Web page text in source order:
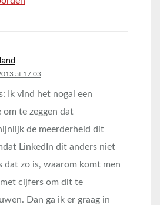
at 17:03
Ik vind het nogal een
om te zeggen dat
de meerderheid dit
LinkedIn dit anders niet
dat zo is, waarom komt men
cijfers om dit te
Dan ga ik er graag in